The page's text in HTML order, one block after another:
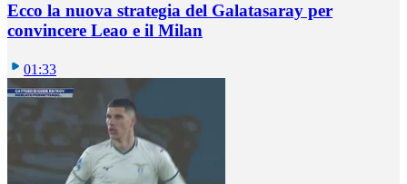
Ecco la nuova strategia del Galatasaray per
convincere Leao e il Milan
01:33